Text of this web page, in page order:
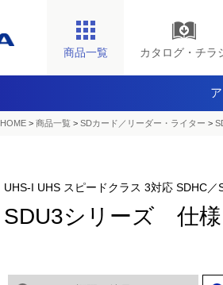
商品一覧 カタログ・チラ
HOME > 商品一覧 > SDカード／リーダー・ライター >
UHS-I UHS スピードクラス 3対応 SDHC／
SDU3シリーズ 仕様